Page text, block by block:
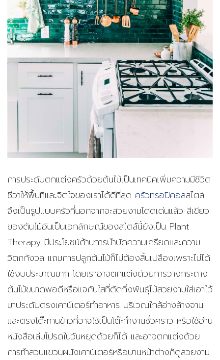
การประดับตกแต่งครัวด้วยต้นไม้เป็นเทคนิคเพิ่มความมีชีวิต
ชีวาให้พื้นที่และจิตใจของเราได้ดีที่สุด ครัวทรอปิคอลสไตล์
จึงเป็นรูปแบบครัวที่นอกจากจะสวยงามโดดเด่นแล้ว สีเขียว
ของต้นไม้อันเป็นเอกลักษณ์ของสไตล์นี้ยังเป็น Plant
Therapy มีประโยชน์ด้านการบำบัดความเครียดและความ
วิตกกังวล แถมการปลูกต้นไม้ก็ไม่ต้องสิ้นเปลืองเพราะไม่ได้
ใช้งบประมาณมาก โดยเราอาจตกแต่งด้วยการวางกระถาง
ต้นไม้ขนาดพอดีหรือแจกันใสที่ตัดกิ่งพันธุ์ไม้สวยงามใส่เอาไว้
มาประดับตรงเคาน์เตอร์ทำอาหาร บริเวณใกล้อ่างล้างจาน
และตรงโต๊ะทานข้าวที่อาจใช้เป็นโต๊ะทำงานชั่วคราว หรือใช้อ่าน
หนังสือเล่มโปรดในวันหยุดด้วยก็ได้ และอาจตกแต่งด้วย
การทำสวนแขวนผนังเคาน์เตอร์หรือบานหน้าต่างก็ดูสวยงาม